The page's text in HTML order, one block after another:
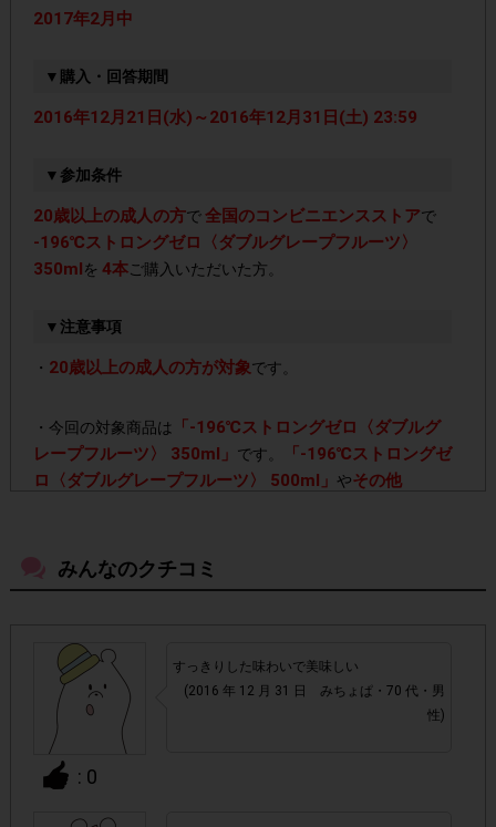
2017年2月中
▼購入・回答期間
2016年12月21日(水)～2016年12月31日(土) 23:59
▼参加条件
20歳以上の成人の方で全国のコンビニエンスストアで
-196℃ストロングゼロ〈ダブルグレープフルーツ〉
350mlを 4本ご購入いただいた方。
▼注意事項
・ 20歳以上の成人の方が対象です。
・今回の対象商品は
「-196℃ストロングゼロ〈ダブルグ
レープフルーツ〉 350ml」 です。
「-196℃ストロングゼ
ロ〈ダブルグレープフルーツ〉 500ml」 やその他
・現在、2016年12月21日(水)～2016年12月31日(土)掲載に
のアンケートも実施していますが、
回ずつのご参加が可能です。
・12月中旬よりリニューアルパッケージでの販売も開始し
ておりますが、
いても対象
みんなのクチコミ
: 0
すっきりした味わいで美味しい
(2016 年 12 月 31 日 みちょぱ・70 代・男
性)